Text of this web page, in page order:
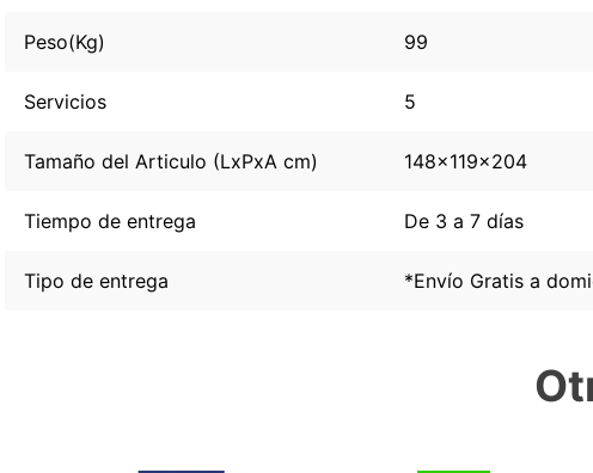
Peso(Kg) 99
Servicios 5
Tamaño del Articulo (LxPxA cm) 148x119x204
Tiempo de entrega De 3 a 7 días
Tipo de entrega *Envío Gratis a